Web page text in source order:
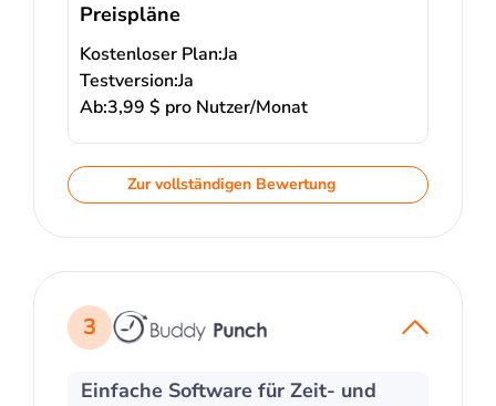
Preispläne
Kostenloser Plan:Ja
Testversion:Ja
Ab:3,99 $ pro Nutzer/Monat
Zur vollständigen Bewertung
3
Einfache Software für Zeit- und